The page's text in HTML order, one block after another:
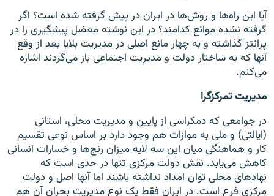
آیا این راه‌ها و روش‌ها در ایران در پیش گرفته شده است؟ اگر
گرفته نشده موانع کدامند؟ در این نوشته معضل پیشگیری را در
پرانتز گذاشته و به چهار مانع اصلی در مدیریت بلایا بعد از وقع
آنها که به ساختار دولت و مدیریت اجتماعی باز می‌گردند اشاره
می‌کنم.
مدیریت تمرکزگرا
در جوامعی که دمکراسی از پایین و مدیریت محلی، استانی
(ایالتی) و ملی به موازات هم وجود دارد بر اساس نوعی تقسیم
کار و هماهنگی میان این سه لایه میزان رنج‌ها و خسارات انسانی
کاهش می‌یابد. نقش دولت مرکزی تنها در حدی است که
نهادهای محلی توان امداد نداشته باشند اما آنها اصل و دولت
مرکزی فرع است. در ایران فقط یک نوع مدیریت بحران آن هم